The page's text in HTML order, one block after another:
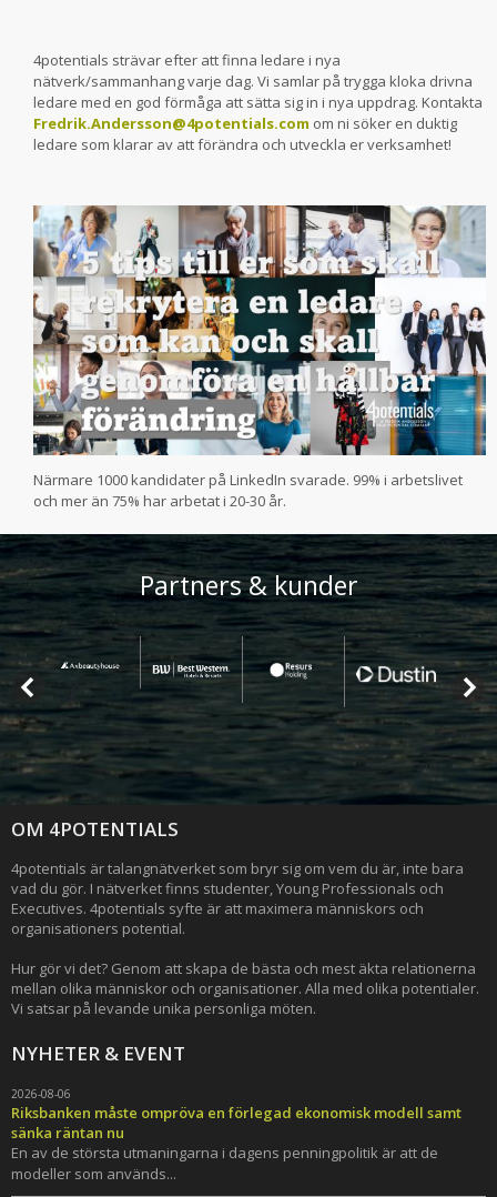
4potentials strävar efter att finna ledare i nya
nätverk/sammanhang varje dag. Vi samlar på trygga kloka drivna
ledare med en god förmåga att sätta sig in i nya uppdrag. Kontakta
Fredrik.Andersson@4potentials.com om ni söker en duktig
ledare som klarar av att förändra och utveckla er verksamhet!
Närmare 1000 kandidater på LinkedIn svarade. 99% i arbetslivet
och mer än 75% har arbetat i 20-30 år.
Partners & kunder
OM 4POTENTIALS
4potentials är talangnätverket som bryr sig om vem du är, inte bara
vad du gör. I nätverket finns studenter, Young Professionals och
Executives. 4potentials syfte är att maximera människors och
organisationers potential.
Hur gör vi det? Genom att skapa de bästa och mest äkta relationerna
mellan olika människor och organisationer. Alla med olika potentialer.
Vi satsar på levande unika personliga möten.
NYHETER & EVENT
2026-08-06
Riksbanken måste ompröva en förlegad ekonomisk modell samt
sänka räntan nu
En av de största utmaningarna i dagens penningpolitik är att de
modeller som används...